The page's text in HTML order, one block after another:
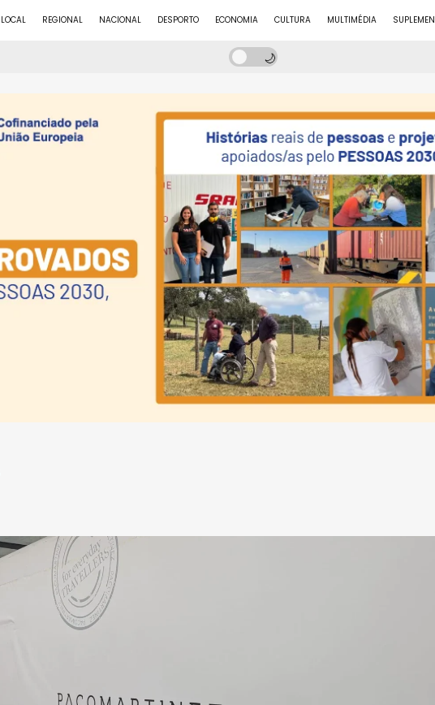
LOCAL REGIONAL NACIONAL DESPORTO ECONOMIA CULTURA MULTIMÉDIA